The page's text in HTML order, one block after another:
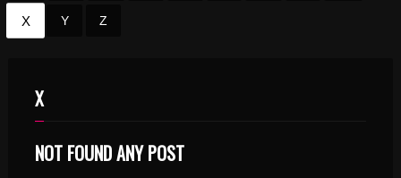
X Y Z
X
NOT FOUND ANY POST